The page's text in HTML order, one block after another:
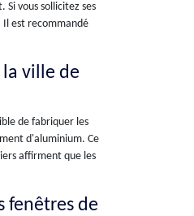
vous sollicitez ses
Il est recommandé
ville de
de fabriquer les
d'aluminium. Ce
affirment que les
fenêtres de